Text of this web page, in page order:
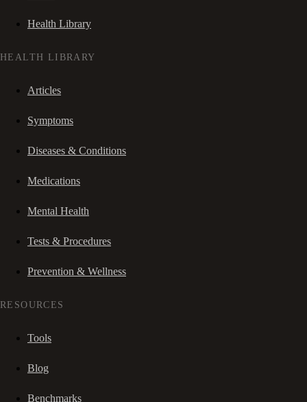
Health Library
HEALTH LIBRARY
Articles
Symptoms
Diseases & Conditions
Medications
Mental Health
Tests & Procedures
Prevention & Wellness
RESOURCES
Tools
Blog
Benchmarks